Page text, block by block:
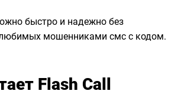
быстро и надежно без
мошенниками смс с кодом.
Flash Call